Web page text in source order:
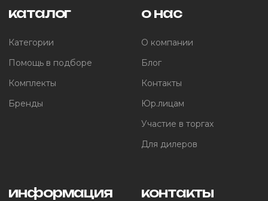
каталог
Категории
Помощь в подборе
Комплекты
Бренды
о нас
О компании
Блог
Контакты
Юр.лицам
Участие в торгах
Для дилеров
информация контакты